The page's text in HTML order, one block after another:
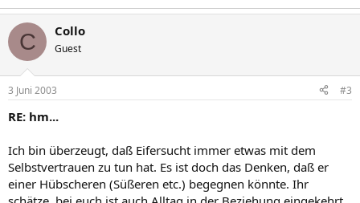
C Collo
Guest
3 Juni 2003 #3
RE: hm...
Ich bin überzeugt, daß Eifersucht immer etwas mit dem
Selbstvertrauen zu tun hat. Es ist doch das Denken, daß er
einer Hübscheren (Süßeren etc.) begegnen könnte. Ihr